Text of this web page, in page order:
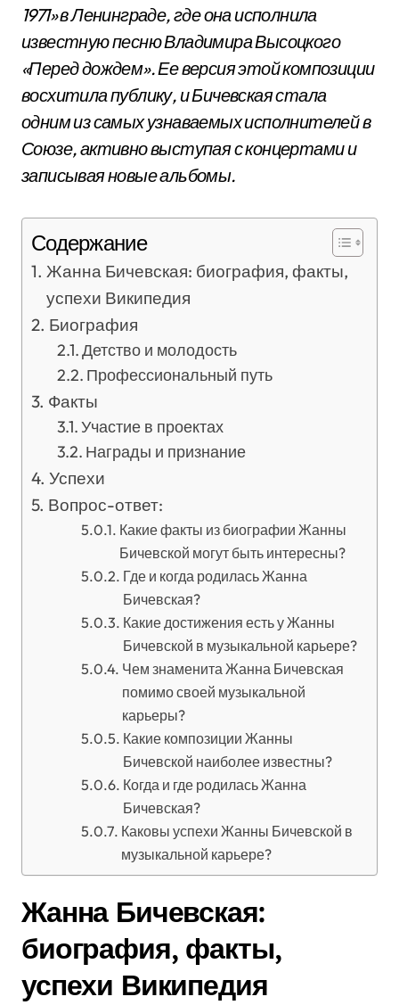
1971» в Ленинграде, где она исполнила
известную песню Владимира Высоцкого
«Перед дождем». Ее версия этой композиции
восхитила публику, и Бичевская стала
одним из самых узнаваемых исполнителей в
Союзе, активно выступая с концертами и
записывая новые альбомы.
Содержание
Жанна Бичевская: биография, факты,
успехи Википедия
Биография
Детство и молодость
Профессиональный путь
Факты
Участие в проектах
Награды и признание
Успехи
Вопрос-ответ:
Какие факты из биографии Жанны
Бичевской могут быть интересны?
Где и когда родилась Жанна
Бичевская?
Какие достижения есть у Жанны
Бичевской в музыкальной карьере?
Чем знаменита Жанна Бичевская
помимо своей музыкальной
карьеры?
Какие композиции Жанны
Бичевской наиболее известны?
Когда и где родилась Жанна
Бичевская?
Каковы успехи Жанны Бичевской в
музыкальной карьере?
Жанна Бичевская:
биография, факты,
успехи Википедия